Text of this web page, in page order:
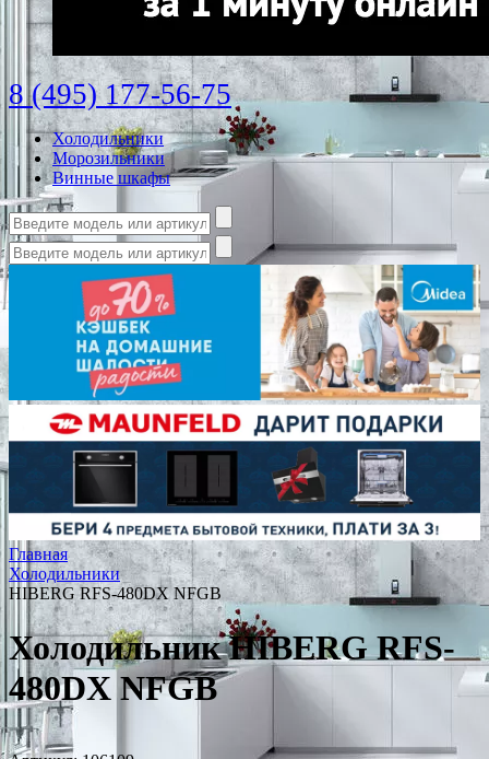
8 (495) 177-56-75
Холодильники
Морозильники
Винные шкафы
Главная
Холодильники
HIBERG RFS-480DX NFGB
Холодильник HIBERG RFS-
480DX NFGB